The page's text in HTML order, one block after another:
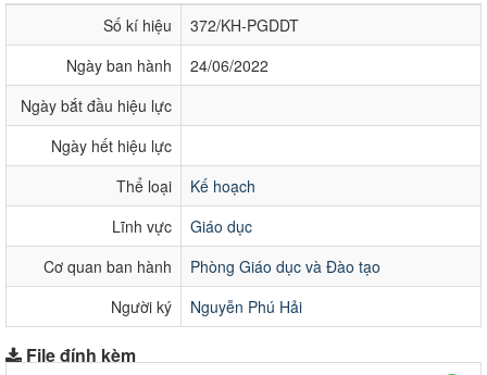
Số kí hiệu
372/KH-PGDDT
Ngày ban hành
24/06/2022
Ngày bắt đầu hiệu lực
Ngày hết hiệu lực
Thể loại
Kế hoạch
Lĩnh vực
Giáo dục
Cơ quan ban hành
Phòng Giáo dục và Đào tạo
Người ký
Nguyễn Phú Hải
File đính kèm